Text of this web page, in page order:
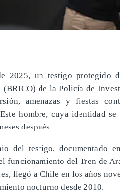
2025, un testigo protegido
(BRICO) de la Policía de
amenazas y fiestas
hombre, cuya identidad
después.
del testigo, documentado
funcionamiento del Tren de
llegó a Chile en los años
nocturno desde 2010.